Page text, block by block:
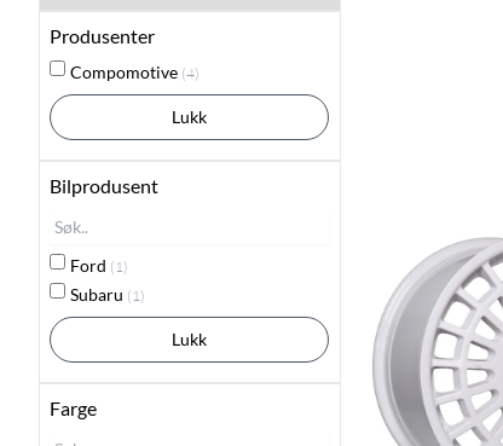
Produsenter
Compomotive (4)
Lukk
Bilprodusent
Ford (1)
Subaru (1)
Lukk
Farge